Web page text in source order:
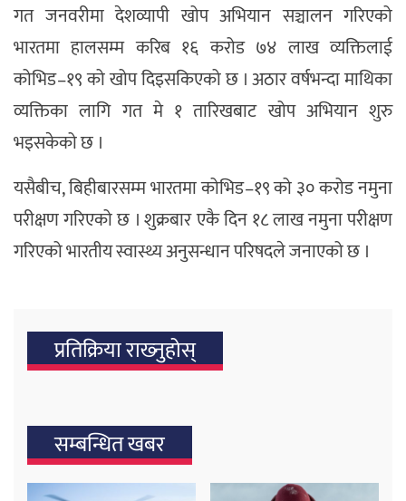
गत जनवरीमा देशव्यापी खोप अभियान सञ्चालन गरिएको
भारतमा हालसम्म करिब १६ करोड ७४ लाख व्यक्तिलाई
कोभिड–१९ को खोप दिइसकिएको छ । अठार वर्षभन्दा माथिका
व्यक्तिका लागि गत मे १ तारिखबाट खोप अभियान शुरु
भइसकेको छ ।
यसैबीच, बिहीबारसम्म भारतमा कोभिड–१९ को ३० करोड नमुना
परीक्षण गरिएको छ । शुक्रबार एकै दिन १८ लाख नमुना परीक्षण
गरिएको भारतीय स्वास्थ्य अनुसन्धान परिषदले जनाएको छ ।
प्रतिक्रिया राख्‍नुहोस्
सम्बन्धित खबर